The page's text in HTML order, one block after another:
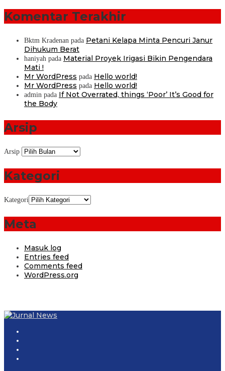
Komentar Terakhir
Bktm Kradenan pada Petani Kelapa Minta Pencuri Janur
Dihukum Berat
haniyah pada Material Proyek Irigasi Bikin Pengendara
Mati !
Mr WordPress pada Hello world!
Mr WordPress pada Hello world!
admin pada If Not Overrated, things ‘Poor’ It’s Good for
the Body
Arsip
Arsip
Kategori
Kategori
Meta
Masuk log
Entries feed
Comments feed
WordPress.org